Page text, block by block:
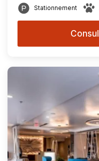
Stationnement